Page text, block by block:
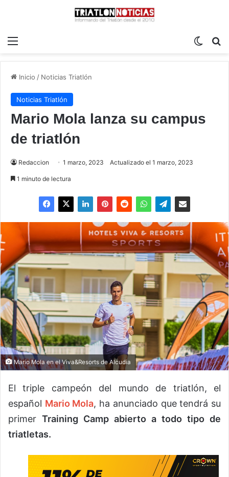
Inicio / Noticias Triatlón
Noticias Triatlón
Mario Mola lanza su campus
de triatlón
Redaccion 1 marzo, 2023 Actualizado el 1 marzo, 2023
1 minuto de lectura
Mario Mola en el Viva&Resorts de Alcudia
El triple campeón del mundo de triatlón, el
español Mario Mola, ha anunciado que tendrá su
primer Training Camp abierto a todo tipo de
triatletas.